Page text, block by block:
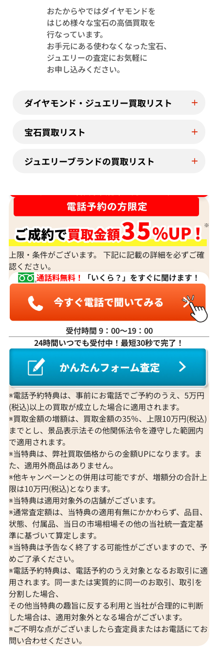
Pt･Pm900 トルマリン・ダイヤモンド
1.13・D0.08ct
参考買取価格
2026年7月11日時点
参考買取価格
おたからやではダイヤモンドを
はじめ様々な宝石の高価買取を
行なっています。
お手元にある使わなくなった宝石、
ジュエリーの査定にお気軽に
お申し込みください。
ダイヤモンド・ジュエリー買取リスト
宝石買取リスト
ジュエリーブランドの買取リスト
上限・条件がございます。 下記に記載の詳細を必ずご確
認ください。
通話料無料！
「いくら？」をすぐに聞けます！
受付時間 9：00〜19：00
24時間いつでも受付中！最短30秒で完了！
※電話予約特典は、事前にお電話でご予約のうえ、5万円
(税込)以上の買取が成立した場合に適用されます。
※買取金額の増額は、買取金額の35％、上限10万円(税込)
までとし、景品表示法その他関係法令を遵守した範囲内
で適用されます。
※当特典は、弊社買取価格からの金額UPになります。ま
た、適用外商品はありません。
※他キャンペーンとの併用は可能ですが、増額分の合計上
限は10万円(税込)となります。
※当特典は適用対象外の店舗がございます。
※通常査定額は、当特典の適用有無にかかわらず、品目、
状態、付属品、当日の市場相場その他の当社統一査定基
準に基づいて算定します。
※当特典は予告なく終了する可能性がございますので、予
めご了承ください。
※電話予約特典は、電話予約のうえ対象となるお取引に適
用されます。同一または実質的に同一のお取引、取引を
分割した場合、
その他当特典の趣旨に反する利用と当社が合理的に判断
した場合は、適用対象外となる場合がございます。
※ご不明な点がございましたら査定員またはお電話にてお
問い合わせください。